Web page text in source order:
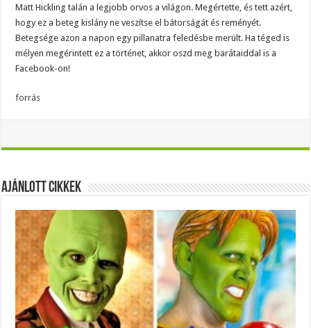
Matt Hickling talán a legjobb orvos a világon. Megértette, és tett azért,
hogy ez a beteg kislány ne veszítse el bátorságát és reményét.
Betegsége azon a napon egy pillanatra feledésbe merült. Ha téged is
mélyen megérintett ez a történet, akkor oszd meg barátaiddal is a
Facebook-on!
forrás
Ajánlott Cikkek